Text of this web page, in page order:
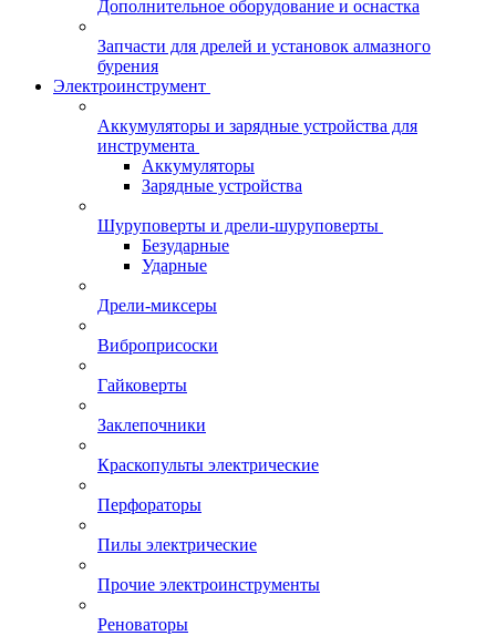
Дополнительное оборудование и оснастка
Запчасти для дрелей и установок алмазного
бурения
Электроинструмент
Аккумуляторы и зарядные устройства для
инструмента
Аккумуляторы
Зарядные устройства
Шуруповерты и дрели-шуруповерты
Безударные
Ударные
Дрели-миксеры
Виброприсоски
Гайковерты
Заклепочники
Краскопульты электрические
Перфораторы
Пилы электрические
Прочие электроинструменты
Реноваторы